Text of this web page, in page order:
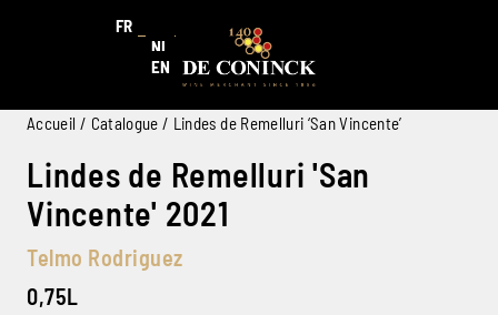
FR
NL
EN
Accueil / Catalogue / Lindes de Remelluri ‘San Vincente’
Lindes de Remelluri 'San
Vincente' 2021
Telmo Rodriguez
0,75L